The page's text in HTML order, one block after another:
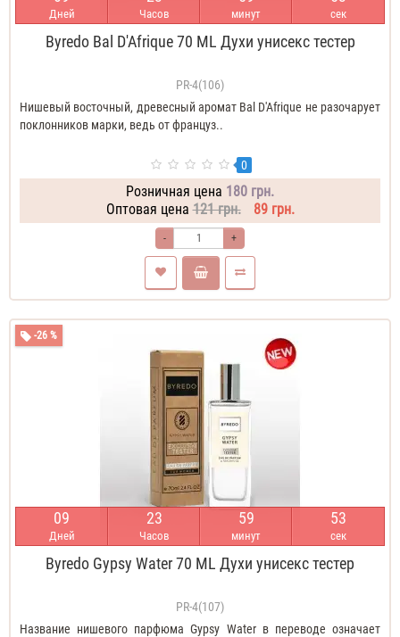
Дней Часов минут сек
Byredo Bal D'Afrique 70 ML Духи унисекс тестер
PR-4(106)
Нишевый восточный, древесный аромат Bal D'Afrique не разочарует
поклонников марки, ведь от француз..
0
Розничная цена 180 грн.
Оптовая цена 121 грн. 89 грн.
- +
-26 %
09
Дней
23
Часов
59
минут
52
сек
Byredo Gypsy Water 70 ML Духи унисекс тестер
PR-4(107)
Название нишевого парфюма Gypsy Water в переводе означает